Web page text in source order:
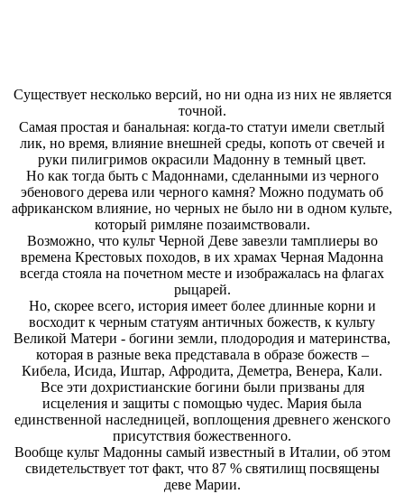
Существует несколько версий, но ни одна из них не является
точной.
Самая простая и банальная: когда-то статуи имели светлый
лик, но время, влияние внешней среды, копоть от свечей и
руки пилигримов окрасили Мадонну в темный цвет.
Но как тогда быть с Мадоннами, сделанными из черного
эбенового дерева или черного камня? Можно подумать об
африканском влияние, но черных не было ни в одном культе,
который римляне позаимствовали.
Возможно, что культ Черной Деве завезли тамплиеры во
времена Крестовых походов, в их храмах Черная Мадонна
всегда стояла на почетном месте и изображалась на флагах
рыцарей.
Но, скорее всего, история имеет более длинные корни и
восходит к черным статуям античных божеств, к культу
Великой Матери - богини земли, плодородия и материнства,
которая в разные века представала в образе божеств –
Кибела, Исида, Иштар, Афродита, Деметра, Венера, Кали.
Все эти дохристианские богини были призваны для
исцеления и защиты с помощью чудес. Мария была
единственной наследницей, воплощения древнего женского
присутствия божественного.
Вообще культ Мадонны самый известный в Италии, об этом
свидетельствует тот факт, что 87 % святилищ посвящены
деве Марии.